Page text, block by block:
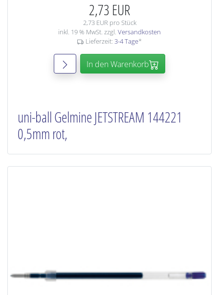
2,73 EUR
2,73 EUR pro Stück
inkl. 19 % MwSt. zzgl. Versandkosten
Lieferzeit: 3-4 Tage*
In den Warenkorb
uni-ball Gelmine JETSTREAM 144221
0,5mm rot,